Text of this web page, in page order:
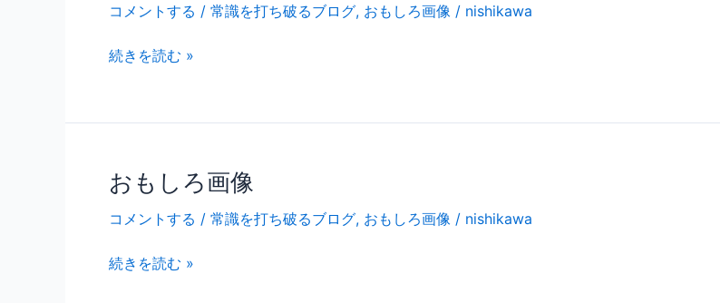
コメントする / 常識を打ち破るブログ, おもしろ画像 / nishikawa
し
画
シ
ン
続きを読む »
おもしろ画像
コメントする / 常識を打ち破るブログ, おもしろ画像 / nishikawa
お
し
画
続きを読む »